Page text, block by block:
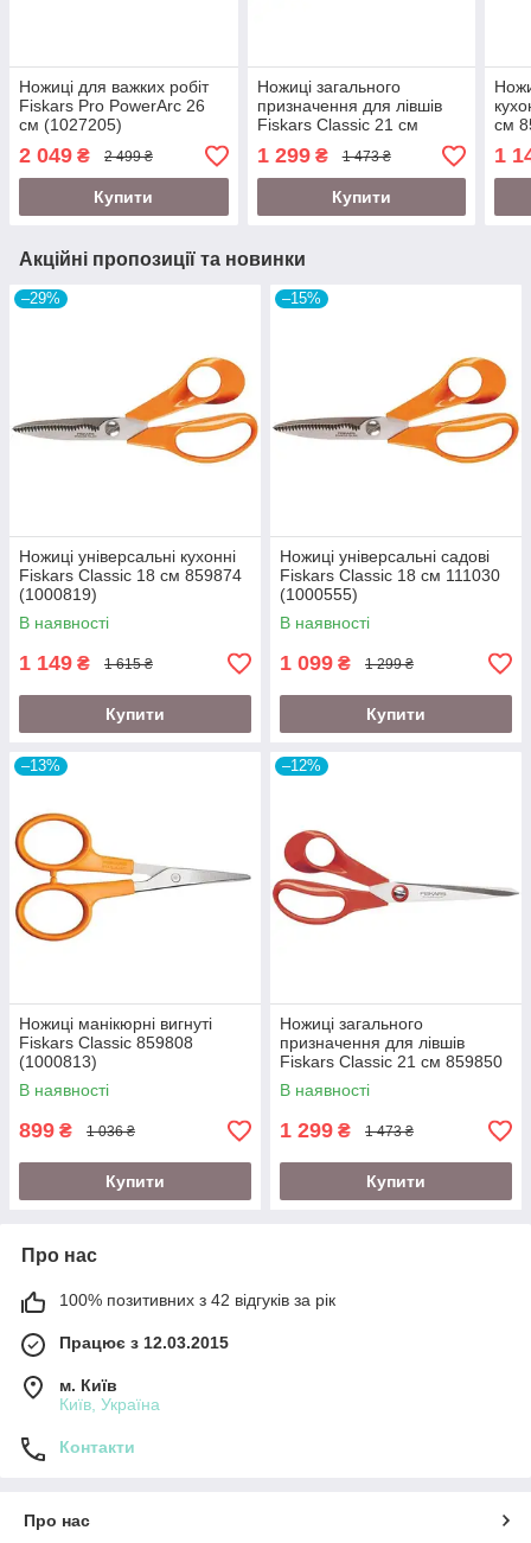
Ножиці для важких робіт
Fiskars Pro PowerArc 26
см (1027205)
2 049 ₴ 2 499 ₴
Купити
Ножиці загального
призначення для лівшів
Fiskars Classic 21 см
859850 (1000814)
1 299₴ 1 473 ₴
Купити
см
1
Акційні пропозиції та новинки
–29%
Ножиці універсальні кухонні
Fiskars Classic 18 см 859874
(1000819)
В наявності
1 149 ₴ 1 615 ₴
Купити
–15%
Ножиці універсальні садові
Fiskars Classic 18 см 111030
(1000555)
В наявності
1 099 ₴ 1 299 ₴
Купити
–13%
Ножиці манікюрні вигнуті
Fiskars Classic 859808
(1000813)
В наявності
899 ₴ 1 036 ₴
Купити
–12%
Ножиці загального
призначення для лівшів
Fiskars Classic 21 см 859850
(1000814)
В наявності
1 299 ₴ 1 473 ₴
Купити
Про нас
100% позитивних з 42 відгуків за рік
Працює з 12.03.2015
м. Київ
Київ, Україна
Контакти
Про нас